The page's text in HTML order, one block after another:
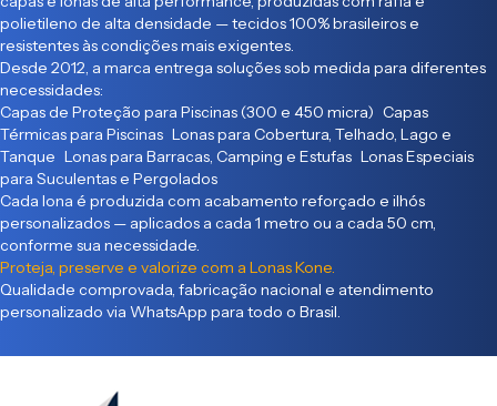
polietileno de alta densidade — tecidos 100% brasileiros e
resistentes às condições mais exigentes.
Desde 2012, a marca entrega soluções sob medida para diferentes
necessidades:
Capas de Proteção para Piscinas (300 e 450 micra) Capas
Térmicas para Piscinas Lonas para Cobertura, Telhado, Lago e
Tanque Lonas para Barracas, Camping e Estufas Lonas Especiais
para Suculentas e Pergolados
Cada lona é produzida com acabamento reforçado e ilhós
personalizados — aplicados a cada 1 metro ou a cada 50 cm,
conforme sua necessidade.
Proteja, preserve e valorize com a Lonas Kone.
Qualidade comprovada, fabricação nacional e atendimento
personalizado via WhatsApp para todo o Brasil.